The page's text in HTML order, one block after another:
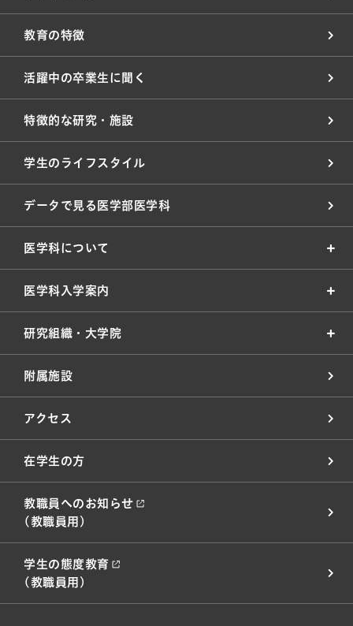
教育の特徴
活躍中の卒業生に聞く
特徴的な研究・施設
学生のライフスタイル
データで見る医学部医学科
医学科について
医学科入学案内
研究組織・大学院
附属施設
アクセス
在学生の方
教職員へのお知らせ
(教職員用)
学生の態度教育
(教職員用)